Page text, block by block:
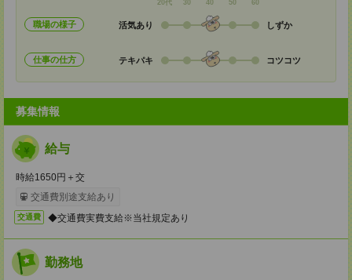
20代 30 40 50 60
職場の様子 活気あり しずか
仕事の仕方 テキパキ コツコツ
募集情報
給与
時給1650円＋交
交通費別途支給あり
交通費 ◆交通費実費支給※当社規定あり
勤務地